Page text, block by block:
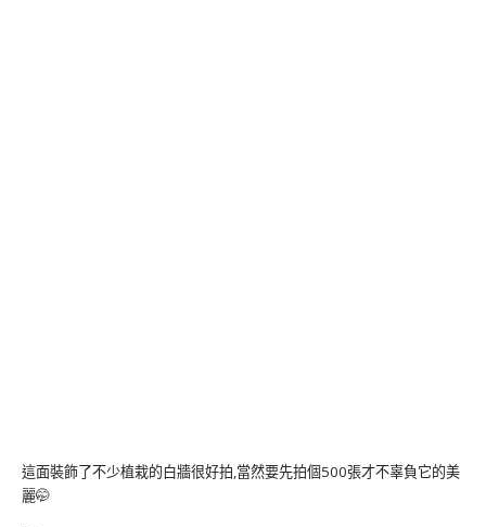
這面裝飾了不少植栽的白牆很好拍,當然要先拍個500張才不辜負它的美
麗🤭